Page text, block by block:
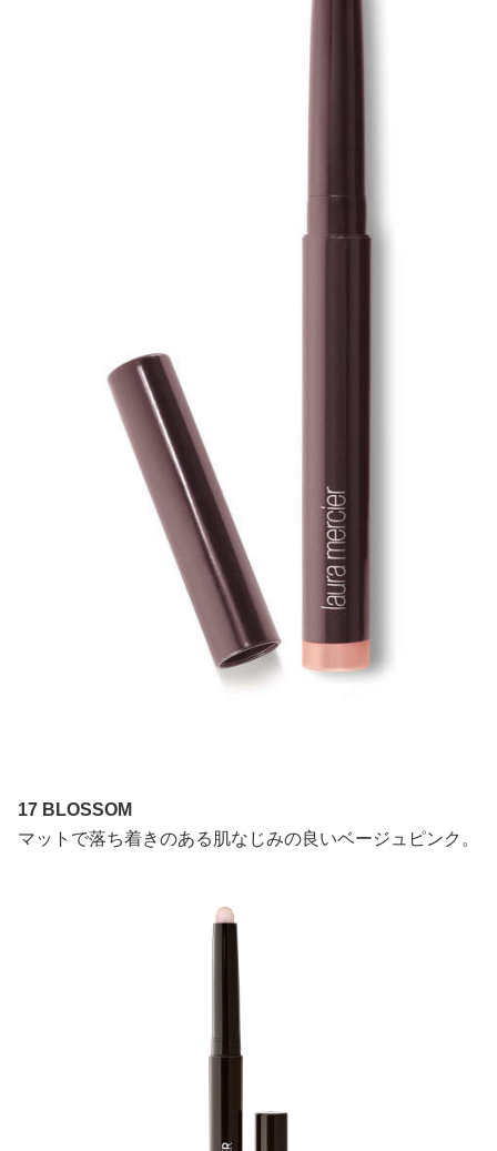
17 BLOSSOM
マットで落ち着きのある肌なじみの良いベージュピンク。